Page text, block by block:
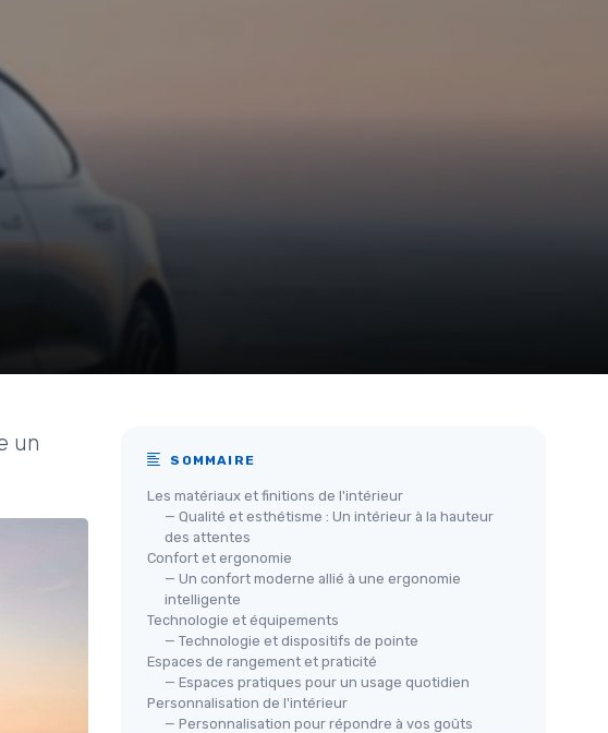
un
SOMMAIRE
Les matériaux et finitions de l'intérieur
— Qualité et esthétisme : Un intérieur à la hauteur
des attentes
Confort et ergonomie
— Un confort moderne allié à une ergonomie
intelligente
Technologie et équipements
— Technologie et dispositifs de pointe
Espaces de rangement et praticité
— Espaces pratiques pour un usage quotidien
Personnalisation de l'intérieur
— Personnalisation pour répondre à vos goûts